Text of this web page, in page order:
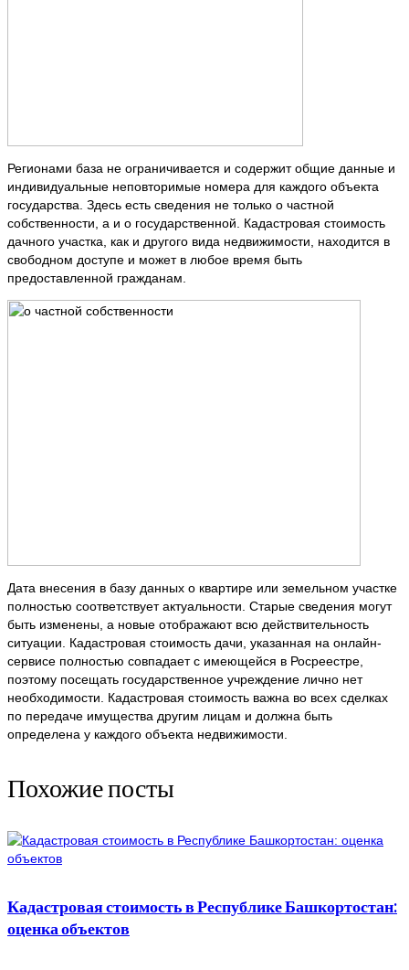
Регионами база не ограничивается и содержит общие данные и
индивидуальные неповторимые номера для каждого объекта
государства. Здесь есть сведения не только о частной
собственности, а и о государственной. Кадастровая стоимость
дачного участка, как и другого вида недвижимости, находится в
свободном доступе и может в любое время быть
предоставленной гражданам.
Дата внесения в базу данных о квартире или земельном участке
полностью соответствует актуальности. Старые сведения могут
быть изменены, а новые отображают всю действительность
ситуации. Кадастровая стоимость дачи, указанная на онлайн-
сервисе полностью совпадает с имеющейся в Росреестре,
поэтому посещать государственное учреждение лично нет
необходимости. Кадастровая стоимость важна во всех сделках
по передаче имущества другим лицам и должна быть
определена у каждого объекта недвижимости.
Похожие посты
Кадастровая стоимость в Республике Башкортостан:
оценка объектов